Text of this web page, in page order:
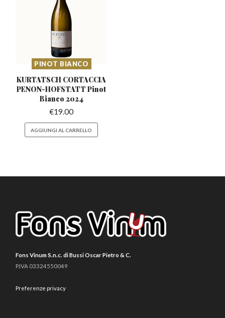
PINOT BIANCO
KURTATSCH CORTACCIA
PENON-HOFSTATTPinot
Bianco 2024
€19.00
AGGIUNGI AL CARRELLO
Fons Vinum S.n.c. di Bussi Oscar Pietro & C.
P.IVA 03324550049
Preferenze privacy